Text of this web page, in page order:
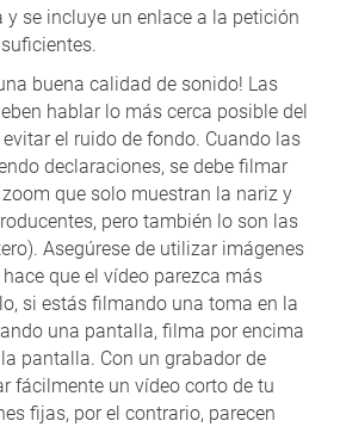
y se incluye un enlace a la petición
buena calidad de sonido! Las
hablar lo más cerca posible del
el ruido de fondo. Cuando las
declaraciones, se debe filmar
que solo muestran la nariz y
pero también lo son las
Asegúrese de utilizar imágenes
que el vídeo parezca más
si estás filmando una toma en la
una pantalla, filma por encima
pantalla. Con un grabador de
fácilmente un vídeo corto de tu
fijas, por el contrario, parecen